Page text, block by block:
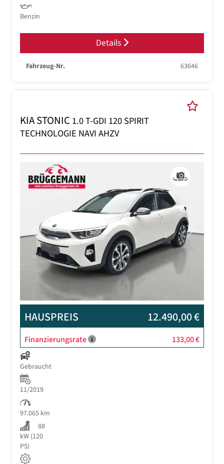
Benzin
Details
Fahrzeug-Nr. 63646
KIA STONIC 1.0 T-GDI 120 SPIRIT
TECHNOLOGIE NAVI AHZV
Previous Next
HAUSPREIS 12.490,00 €
Finanzierungsrate 133,00 €
Gebraucht
11/2019
97.065 km
88
kW (120
PS)